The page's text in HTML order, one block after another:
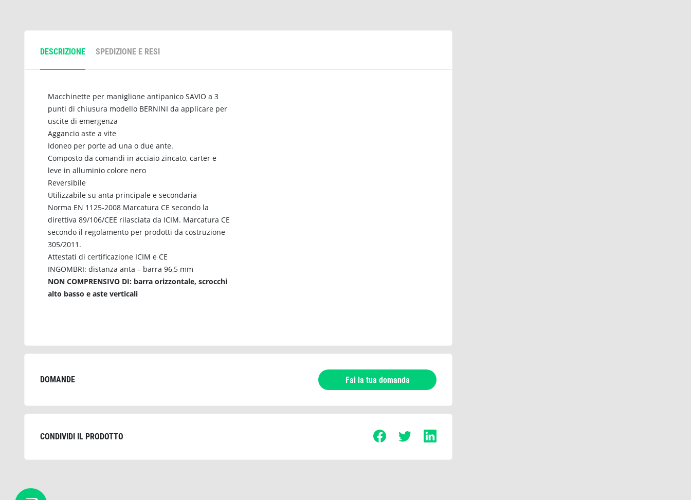
DESCRIZIONE SPEDIZIONE E RESI
Macchinette per maniglione antipanico SAVIO a 3
punti di chiusura modello BERNINI da applicare per
uscite di emergenza
Aggancio aste a vite
Idoneo per porte ad una o due ante.
Composto da comandi in acciaio zincato, carter e
leve in alluminio colore nero
Reversibile
Utilizzabile su anta principale e secondaria
Norma EN 1125-2008 Marcatura CE secondo la
direttiva 89/106/CEE rilasciata da ICIM. Marcatura CE
secondo il regolamento per prodotti da costruzione
305/2011.
Attestati di certificazione ICIM e CE
INGOMBRI: distanza anta – barra 96,5 mm
NON COMPRENSIVO DI: barra orizzontale, scrocchi
alto basso e aste verticali
DOMANDE Fai la tua domanda
CONDIVIDI IL PRODOTTO